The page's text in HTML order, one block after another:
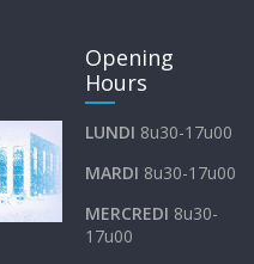
Opening
Hours
LUNDI 8u30-17u00
MARDI 8u30-17u00
MERCREDI 8u30-
17u00